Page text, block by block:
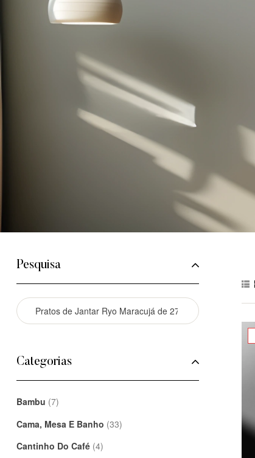
Pesquisa
Categorias
Bambu (7)
Cama, Mesa E Banho (33)
Cantinho Do Café (4)